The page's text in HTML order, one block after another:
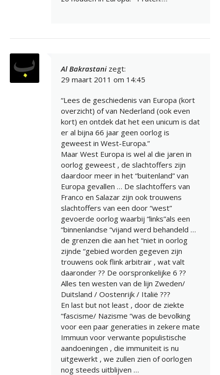
Al Bakrastani zegt:
29 maart 2011 om 14:45
“Lees de geschiedenis van Europa (kort
overzicht) of van Nederland (ook even
kort) en ontdek dat het een unicum is dat
er al bijna 66 jaar geen oorlog is
geweest in West-Europa.”
Maar West Europa is wel al die jaren in
oorlog geweest , de slachtoffers zijn
daardoor meer in het “buitenland” van
Europa gevallen … De slachtoffers van
Franco en Salazar zijn ook trouwens
slachtoffers van een door “west”
gevoerde oorlog waarbij “links”als een
“binnenlandse “vijand werd behandeld …
de grenzen die aan het “niet in oorlog
zijnde “gebied worden gegeven zijn
trouwens ook flink arbitrair , wat valt
daaronder ?? De oorspronkelijke 6 ??
Alles ten westen van de lijn Zweden/
Duitsland / Oostenrijk / Italië ???
En last but not least , door de ziekte
“fascisme/ Nazisme “was de bevolking
voor een paar generaties in zekere mate
Immuun voor verwante populistische
aandoeningen , die immuniteit is nu
uitgewerkt , we zullen zien of oorlogen
nog steeds uitblijven …